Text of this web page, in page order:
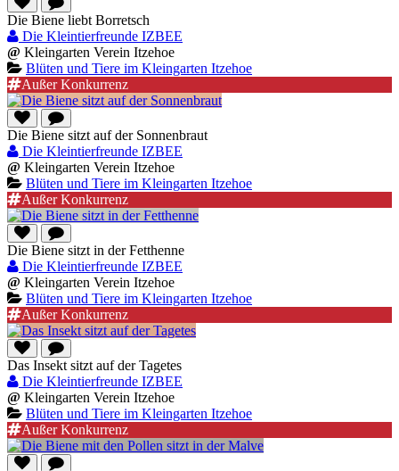
Die Biene liebt Borretsch
Die Kleintierfreunde IZBEE
@ Kleingarten Verein Itzehoe
Blüten und Tiere im Kleingarten Itzehoe
Außer Konkurrenz
Die Biene sitzt auf der Sonnenbraut
Die Kleintierfreunde IZBEE
@ Kleingarten Verein Itzehoe
Blüten und Tiere im Kleingarten Itzehoe
Außer Konkurrenz
Die Biene sitzt in der Fetthenne
Die Kleintierfreunde IZBEE
@ Kleingarten Verein Itzehoe
Blüten und Tiere im Kleingarten Itzehoe
Außer Konkurrenz
Das Insekt sitzt auf der Tagetes
Die Kleintierfreunde IZBEE
@ Kleingarten Verein Itzehoe
Blüten und Tiere im Kleingarten Itzehoe
Außer Konkurrenz